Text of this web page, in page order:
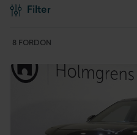
Filter
8 FORDON